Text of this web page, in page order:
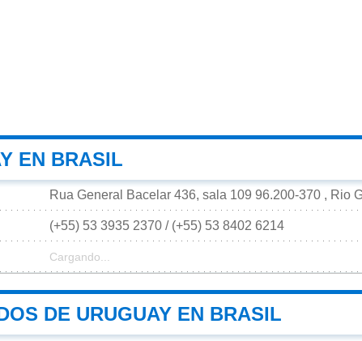
EN BRASIL
Rua General Bacelar 436, sala 109 96.200-370 , Rio
(+55) 53 3935 2370 / (+55) 53 8402 6214
Cargando...
DE URUGUAY EN BRASIL